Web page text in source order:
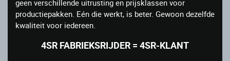
geen verschillende uitrusting en prijsklassen voor
productiepakken. Eén die werkt, is beter. Gewoon dezelfde
kwaliteit voor iedereen.
4SR FABRIEKSRIJDER = 4SR-KLANT